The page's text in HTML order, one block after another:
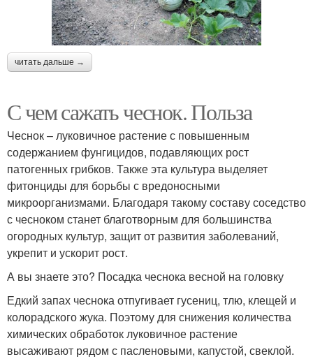
читать дальше →
С чем сажать чеснок. Польза
Чеснок – луковичное растение с повышенным
содержанием фунгицидов, подавляющих рост
патогенных грибков. Также эта культура выделяет
фитонциды для борьбы с вредоносными
микроорганизмами. Благодаря такому составу соседство
с чесноком станет благотворным для большинства
огородных культур, защит от развития заболеваний,
укрепит и ускорит рост.
А вы знаете это? Посадка чеснока весной на головку
Едкий запах чеснока отпугивает гусениц, тлю, клещей и
колорадского жука. Поэтому для снижения количества
химических обработок луковичное растение
высаживают рядом с пасленовыми, капустой, свеклой.